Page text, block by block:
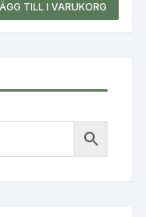
TILL I VARUKORG